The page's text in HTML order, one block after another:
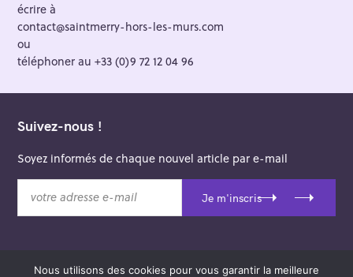
écrire à
contact@saintmerry-hors-les-murs.com
ou
téléphoner au +33 (0)9 72 12 04 96
Suivez-nous !
Soyez informés de chaque nouvel article par e-mail
t
Je m'inscris
Nous utilisons des cookies pour vous garantir la meilleure